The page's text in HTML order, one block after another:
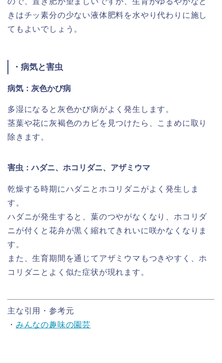
きはチッ素分の少ない液体肥料を水やり代わりに施し
てもよいでしょう。
・病気と害虫
病気：灰色かび病
多湿になると灰色かび病がよく発生します。
茎葉や花に灰褐色のカビを見つけたら、こまめに取り
除きます。
害虫：ハダニ、ホコリダニ、アザミウマ
乾燥する時期にハダニとホコリダニがよく発生しま
す。
ハダニが発生すると、葉のつやがなくなり、ホコリダ
ニが付くと花弁が黒く縮れてきれいに咲かなくなりま
す。
また、生育期間を通じてアザミウマもつきやすく、ホ
コリダニとよく似た症状が現れます。
主な引用・参考元
・ みんなの趣味の園芸